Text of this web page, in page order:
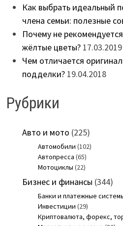
Как выбрать идеальный
члена семьи: полезные
Почему не
жёлтые цветы? 17.03.2019
Чем отличается
подделки? 19.04.2018
Рубрики
Авто и мото (225)
Автомобили (102)
Автопресса (65)
Мотоциклы (22)
Бизнес и финансы (344)
Банки и платежные
Инвестиции (29)
Криптовалюта, форекс,